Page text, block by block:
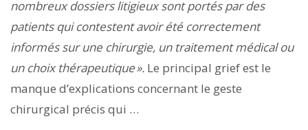
nombreux dossiers litigieux sont portés par des
patients qui contestent avoir été correctement
informés sur une chirurgie, un traitement médical ou
un choix thérapeutique ». Le principal grief est le
manque d’explications concernant le geste
chirurgical précis qui …